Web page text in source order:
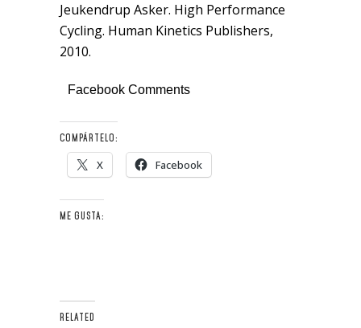
Jeukendrup Asker. High Performance
Cycling. Human Kinetics Publishers,
2010.
Facebook Comments
COMPÁRTELO:
X Facebook
ME GUSTA:
RELATED